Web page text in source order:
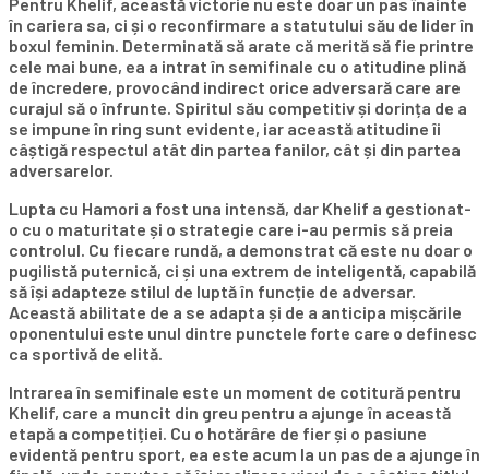
în cariera sa, ci și o reconfirmare a statutului său de lider în
boxul feminin. Determinată să arate că merită să fie printre
cele mai bune, ea a intrat în semifinale cu o atitudine plină
de încredere, provocând indirect orice adversară care are
curajul să o înfrunte. Spiritul său competitiv și dorința de a
se impune în ring sunt evidente, iar această atitudine îi
câștigă respectul atât din partea fanilor, cât și din partea
adversarelor.
Lupta cu Hamori a fost una intensă, dar Khelif a gestionat-
o cu o maturitate și o strategie care i-au permis să preia
controlul. Cu fiecare rundă, a demonstrat că este nu doar o
pugilistă puternică, ci și una extrem de inteligentă, capabilă
să își adapteze stilul de luptă în funcție de adversar.
Această abilitate de a se adapta și de a anticipa mișcările
oponentului este unul dintre punctele forte care o definesc
ca sportivă de elită.
Intrarea în semifinale este un moment de cotitură pentru
Khelif, care a muncit din greu pentru a ajunge în această
etapă a competiției. Cu o hotărâre de fier și o pasiune
evidentă pentru sport, ea este acum la un pas de a ajunge în